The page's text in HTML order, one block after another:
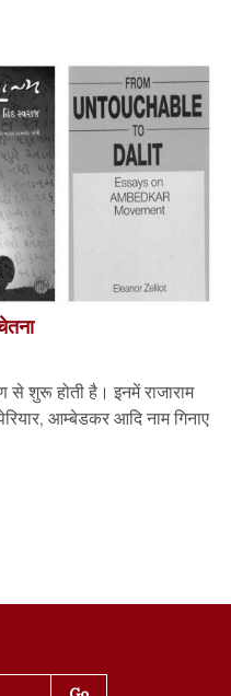
शुरू होती है। इनमें राजाराम
आम्बेडकर आदि नाम गिनाए